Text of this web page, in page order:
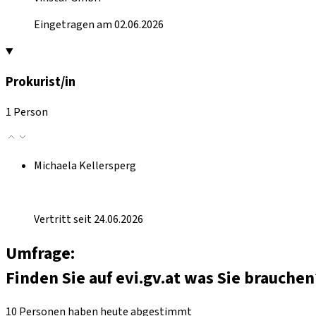
Eingetragen am 02.06.2026
Prokurist/in
1 Person
Michaela Kellersperg
Vertritt seit 24.06.2026
Umfrage:
Finden Sie auf evi.gv.at was Sie
10 Personen haben heute abgestimmt